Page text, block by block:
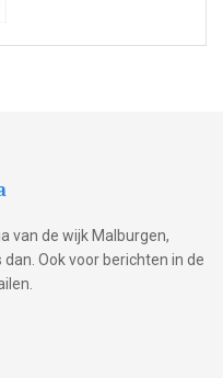
van de wijk Malburgen,
Ook voor berichten in de